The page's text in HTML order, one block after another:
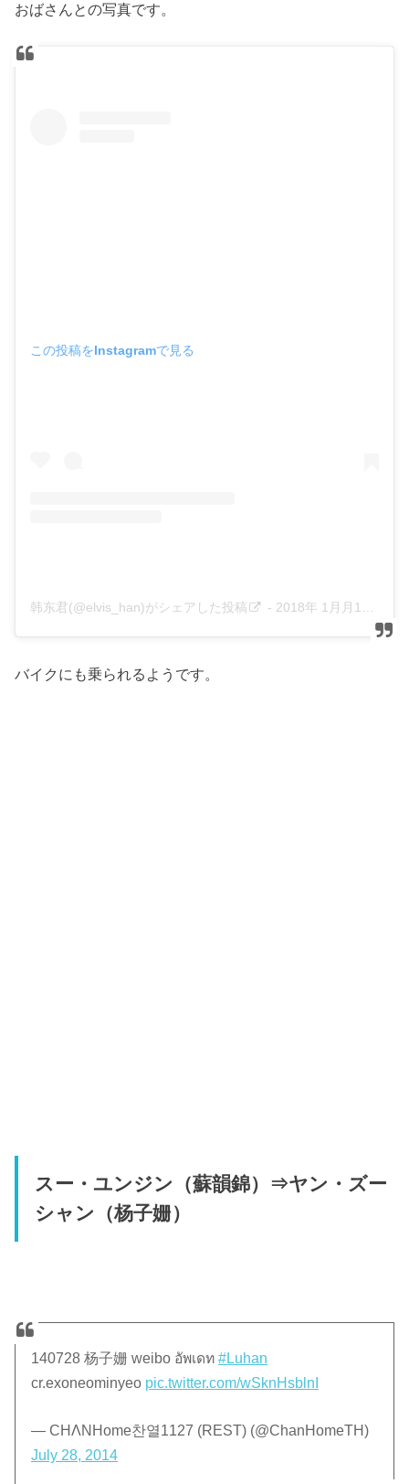
おばさんとの写真です。
この投稿をInstagramで見る
韩东君(@elvis_han)がシェアした投稿 - 2018年 1月月15日午前7時25分PST
バイクにも乗られるようです。
スー・ユンジン（蘇韻錦）⇒ヤン・ズー
シャン（杨子姗）
140728 杨子姗 weibo อัพเดท#Luhan
cr.exoneominyeo pic.twitter.com/wSknHsblnI
— CHΛNHome찬열1127 (REST) (@ChanHomeTH)
July 28, 2014